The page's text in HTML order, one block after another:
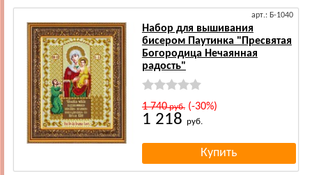
арт.: Б-1040
Набор для вышивания
бисером Паутинка "Пресвятая
Богородица Нечаянная
радость"
1 740руб.(-30%)
1 218 руб.